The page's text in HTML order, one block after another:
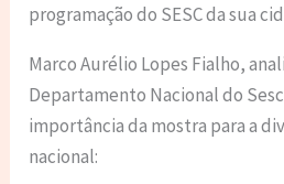
programação do SESC da sua
Marco Aurélio Lopes Fialho,
Departamento Nacional do
importância da mostra para a
nacional: